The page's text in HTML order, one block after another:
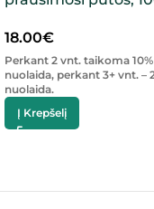
18.00€
Perkant 2 vnt. taikoma 10%
nuolaida, perkant 3+ vnt. –
nuolaida.
Į Krepšelį